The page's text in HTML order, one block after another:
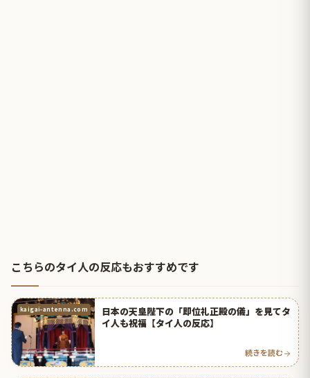
こちらのタイ人の反応もおすすめです
kaigai-antenna.com
日本の天皇陛下の「即位礼正殿の儀」を見てタ
イ人も祝福【タイ人の反応】
続きを読む